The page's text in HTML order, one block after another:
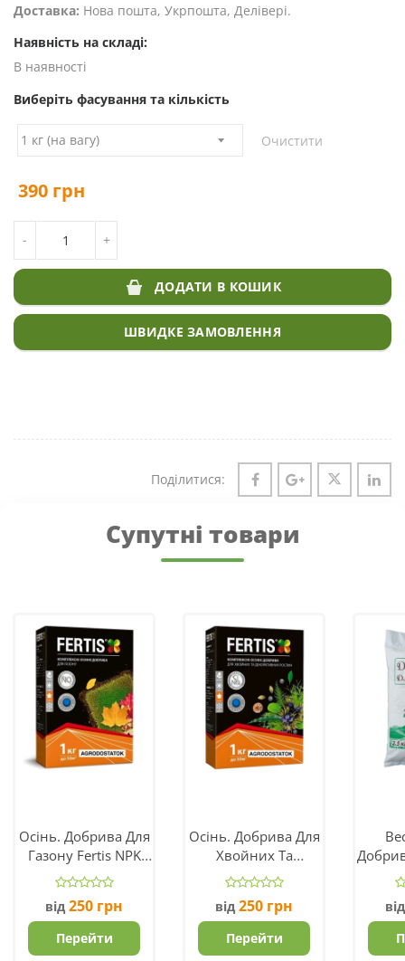
Доставка: Нова пошта, Укрпошта, Делівері.
Наявність на складі:
В наявності
Виберіть фасування та кількість
Очистити
390 грн
-
DLF TRIFOLIUM
+
ДОДАТИ В КОШИК
ШВИДКЕ ЗАМОВЛЕННЯ
Поділитися:
Супутні товари
Осінь. Добрива Для
Газону Fertis NPK
5.15.30
від250 грн
Перейти
Осінь. Добрива Для
Хвойних Та
Декоративних
Рослин NPK
5.15.25+ME
від250 грн
Перейти